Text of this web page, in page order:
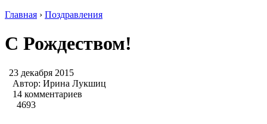
Главная › Поздравления
С Рождеством!
23 декабря 2015
Автор: Ирина Лукшиц
14 комментариев
4693